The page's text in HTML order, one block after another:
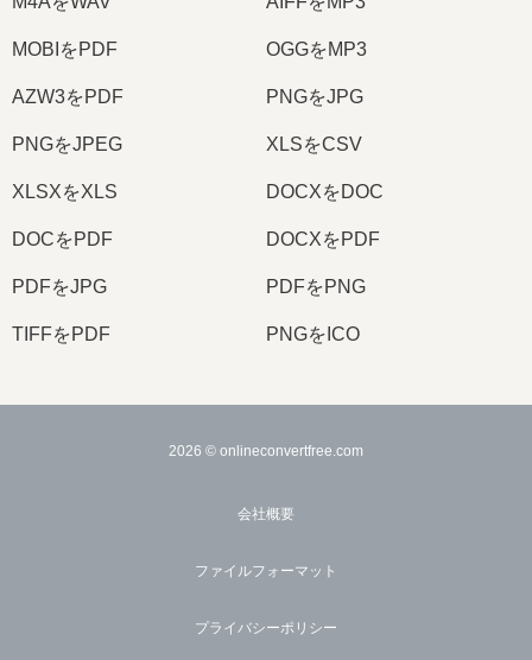
MOBIをPDF OGGをMP3
AZW3をPDF PNGをJPG
PNGをJPEG XLSをCSV
XLSXをXLS DOCXをDOC
DOCをPDF DOCXをPDF
PDFをJPG PDFをPNG
TIFFをPDF PNGをICO
2026 © onlineconvertfree.com
会社概要
ファイルフォーマット
プライバシーポリシー